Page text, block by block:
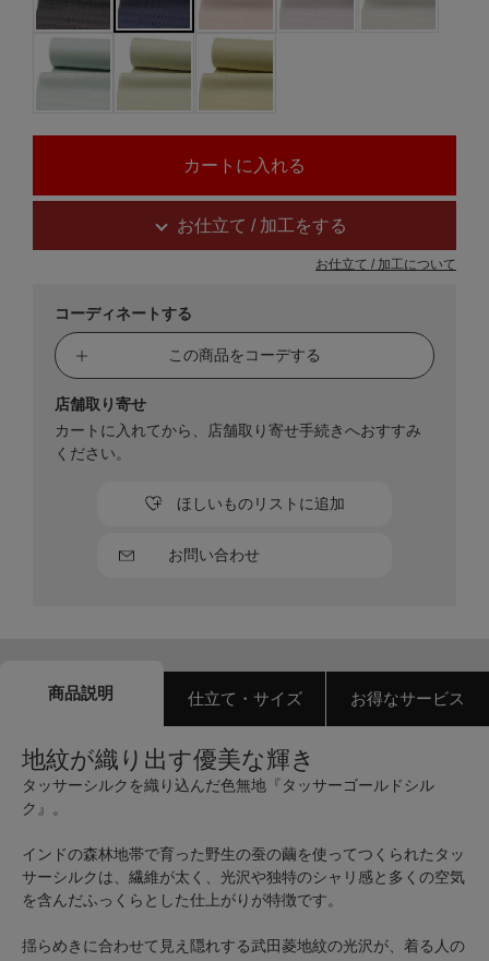
お仕立て / 加工をする
お仕立て / 加工について
コーディネートする
この商品をコーデする
お問い合わせ
ほしいものリストに追加
店舗取り寄せ
カートに入れてから、店舗取り寄せ手続きへおすすみ
ください。
商品説明 仕立て・サイズ お得なサービス
地紋が織り出す優美な輝き
タッサーシルクを織り込んだ色無地『タッサーゴールドシル
ク』。
インドの森林地帯で育った野生の蚕の繭を使ってつくられたタッ
サーシルクは、繊維が太く、光沢や独特のシャリ感と多くの空気
を含んだふっくらとした仕上がりが特徴です。
揺らめきに合わせて見え隠れする武田菱地紋の光沢が、着る人の